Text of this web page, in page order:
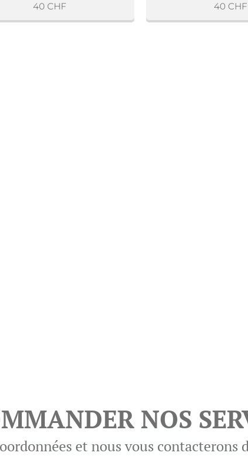
40CHF 40 CHF
NOS
et nous vous contacterons